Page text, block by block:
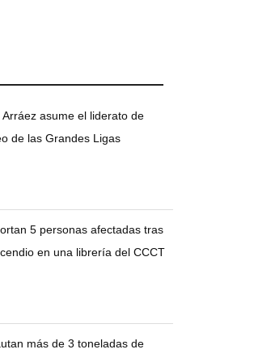
Arráez asume el liderato de
de las Grandes Ligas
5 personas afectadas tras
en una librería del CCCT
más de 3 toneladas de